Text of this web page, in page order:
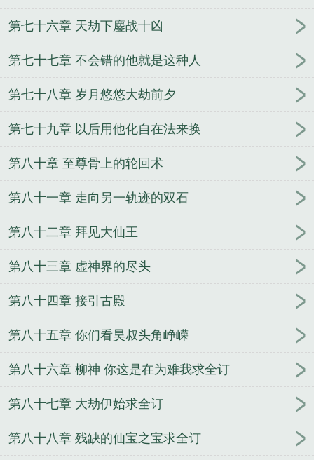
第七十六章 天劫下鏖战十凶
第七十七章 不会错的他就是这种人
第七十八章 岁月悠悠大劫前夕
第七十九章 以后用他化自在法来换
第八十章 至尊骨上的轮回术
第八十一章 走向另一轨迹的双石
第八十二章 拜见大仙王
第八十三章 虚神界的尽头
第八十四章 接引古殿
第八十五章 你们看昊叔头角峥嵘
第八十六章 柳神 你这是在为难我求全订
第八十七章 大劫伊始求全订
第八十八章 残缺的仙宝之宝求全订